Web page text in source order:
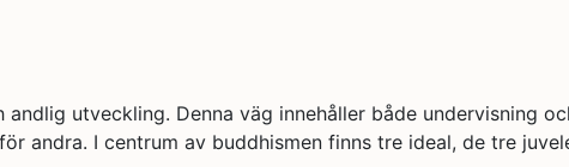
andlig utveckling. Denna väg innehåller både undervisning
andra. I centrum av buddhismen finns tre ideal, de tre